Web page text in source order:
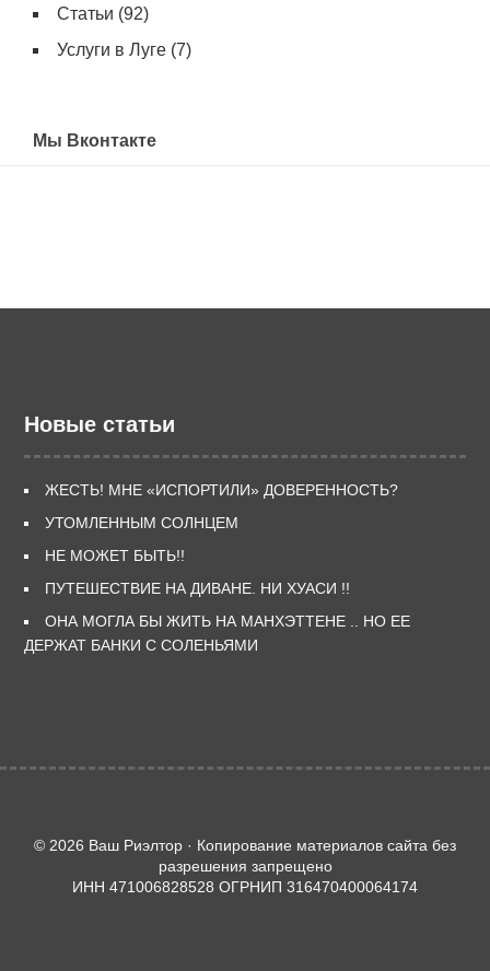
Статьи (92)
Услуги в Луге (7)
Мы Вконтакте
Новые статьи
ЖЕСТЬ! МНЕ «ИСПОРТИЛИ» ДОВЕРЕННОСТЬ?
УТОМЛЕННЫМ СОЛНЦЕМ
НЕ МОЖЕТ БЫТЬ!!
ПУТЕШЕСТВИЕ НА ДИВАНЕ. НИ ХУАСИ !!
ОНА МОГЛА БЫ ЖИТЬ НА МАНХЭТТЕНЕ .. НО ЕЕ
ДЕРЖАТ БАНКИ С СОЛЕНЬЯМИ
© 2026 Ваш Риэлтор · Копирование материалов сайта без
разрешения запрещено
ИНН 471006828528 ОГРНИП 316470400064174